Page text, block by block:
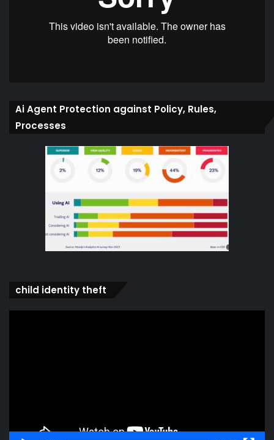
Ai Agent Protection against Policy, Rules,
Processes
child identity theft